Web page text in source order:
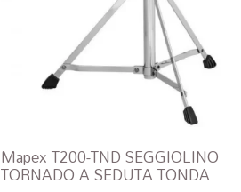
Mapex T200-TND SEGGIOLINO
TORNADO A SEDUTA TONDA